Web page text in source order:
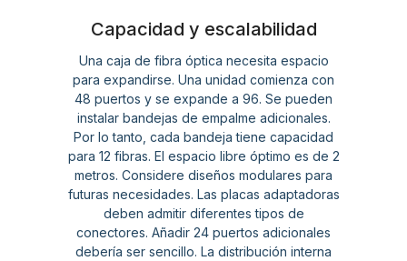
Capacidad y escalabilidad
Una caja de fibra óptica necesita espacio
para expandirse. Una unidad comienza con
48 puertos y se expande a 96. Se pueden
instalar bandejas de empalme adicionales.
Por lo tanto, cada bandeja tiene capacidad
para 12 fibras. El espacio libre óptimo es de 2
metros. Considere diseños modulares para
futuras necesidades. Las placas adaptadoras
deben admitir diferentes tipos de
conectores. Añadir 24 puertos adicionales
debería ser sencillo. La distribución interna